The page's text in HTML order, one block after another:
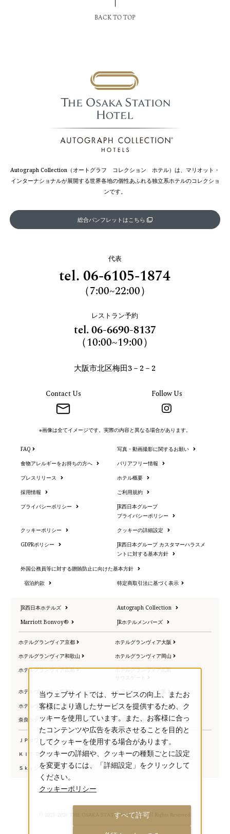
BACK TO TOP
Autograph Collection（オートグラフ コレクション ホテル）は、マリオット・
インターナショナルが展開する世界各地の個性あふれる独立系ホテルのコレクショ
ンです。
総合パンフレットはこちら
代表
tel. 06-6105-1874
（7:00~22:00）
レストラン予約
tel.06-6690-8137
（10:00~19:00）
大阪市北区梅田3－2－2
Contact Us Follow Us
※画像は全てイメージです。実際の内容と異なる場合があります。
FAQ 写真・動画撮影に関するお願い
食物アレルギーをお持ちの方へ バリアフリー情報
プレスリリース ホテル概要
採用情報 ご利用規約
プライバシーポリシー
JR西日本グループ
プライバシーポリシー
クッキーポリシー クッキーの詳細設定
GDPRポリシー
JR西日本グループ カスタマーハラスメ
ントに対する基本方針
外国公務員等に対する贈賄防止に向けた基本方針
宿泊約款 特定商取引法に基づく表示
JR西日本ホテルズ Autograph Collection
Marriott Bonvoy® JRホテルメンバーズ
ホテルグランヴィア京都
ホテルグランヴィア大阪
ホテルグランヴィア和歌山
ホテルグランヴィア岡山
ホテルグランヴィア広島
ホテルグランヴィア広島
ホテルヴィスキオ京都
ホテルヴィスキオ大阪
ホテルヴィスキオ尼崎
ホテルヴィスキオ富山
奈良ホテル
梅小路ポテル京都
ＪＰタワー大阪
ＫＩＴＴＥ大阪
ＳｋｙシアターＭＢＳ
© 2023–2026 THE OSAKA STATION HOTEL. All Rights Reserved.
当ウェブサイトでは、サービスの向上、またお
客様により適したサービスを提供するため、ク
ッキーを使用しています。また、お客様に合っ
たコンテンツや広告を表示させることを目的と
してクッキーを使用する場合があります。
クッキーの詳細や、クッキーの種類ごとに設定
を変更するには、「詳細設定」をクリックして
ください。
クッキーポリシー
すべて許可